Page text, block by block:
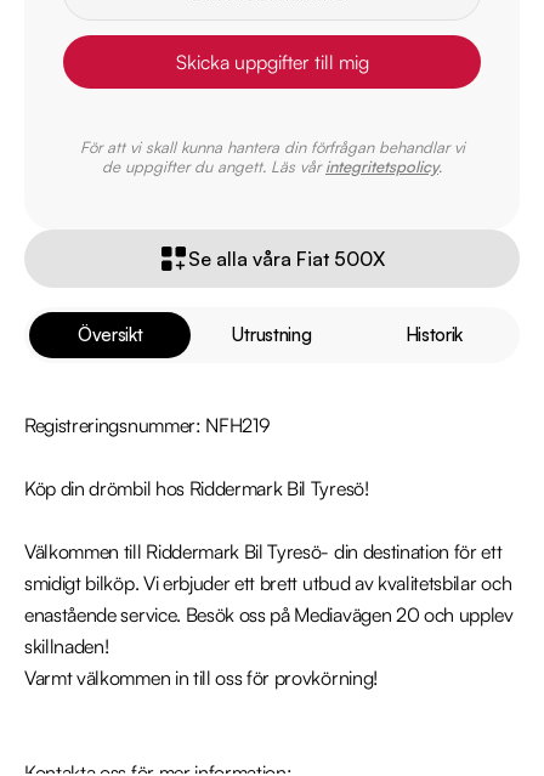
Översikt Utrustning Historik
Registreringsnummer: NFH219
Köp din drömbil hos Riddermark Bil Tyresö!
Välkommen till Riddermark Bil Tyresö- din destination för ett
smidigt bilköp. Vi erbjuder ett brett utbud av kvalitetsbilar och
enastående service. Besök oss på Mediavägen 20 och upplev
skillnaden!
Varmt välkommen in till oss för provkörning!
Skicka uppgifter till mig
För att vi skall kunna hantera din förfrågan behandlar vi
de uppgifter du angett. Läs vårintegritetspolicy.
Se alla våra Fiat 500X